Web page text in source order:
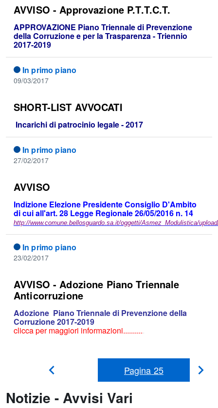
AVVISO - Approvazione P.T.T.C.T.
APPROVAZIONE Piano Triennale di Prevenzione
della Corruzione e per la Trasparenza - Triennio
2017-2019
In primo piano
09/03/2017
SHORT-LIST AVVOCATI
Incarichi di patrocinio legale - 2017
In primo piano
27/02/2017
AVVISO
Indizione Elezione Presidente Consiglio D'Ambito
di cui all'art. 28 Legge Regionale 26/05/2016 n. 14
http://www.comune.bellosguardo.sa.it/oggetti/Asmez_Modulistica/
In primo piano
23/02/2017
AVVISO - Adozione Piano Triennale
Anticorruzione
Adozione Piano Triennale di Prevenzione della
Corruzione 2017-2019
clicca per maggiori informazioni...........
Pagina 25
Notizie - Avvisi Vari